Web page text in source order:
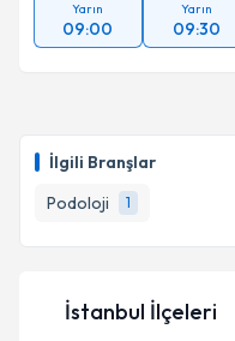
İlgili Branşlar
Podoloji
1
Yarın
09:00
Yarın
09:30
İstanbul İlçeleri